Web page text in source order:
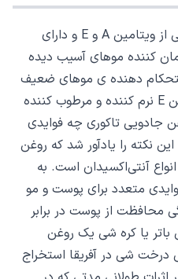
حاوی روغن های: روغن آرگان:غنی از ویتامین A و E و دارای
چرب امگا6 و امگا9 درمان کننده موهای آسیب دیده
دهنده ی موهای ضعیف
و شکننده شی باتر:غنی از ویتامین E نرم کننده و مرطوب کننده
جادویی تاکوری چه فوایدی
نکته را یادآور شد که روغن
آنتی‌اکسیدان است. به
متعدد برای پوست و مو
محافظت از پوست در برابر
یا کره شی یک روغن
درخت شی در آفریقا استخراج